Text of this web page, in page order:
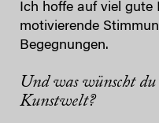
Ich hoffe auf viel gute
motivierende
Begegnungen.
Und was wünscht
Kunstwelt?